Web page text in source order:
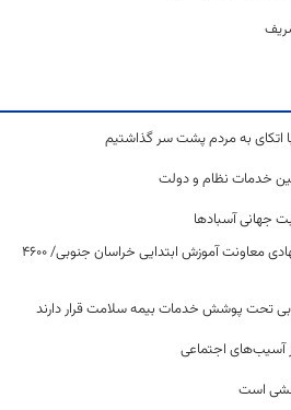
اتکای به مردم پشت سر گذاشتیم
خدمات نظام و دولت
جهانی آسبادها
تقدیر مقام عالی وزارت از عملکرد جهادی معاونت آموزش ابتدایی خراسان جنوبی/ ۴۶۰۰
آسیب‌های اجتماعی
است